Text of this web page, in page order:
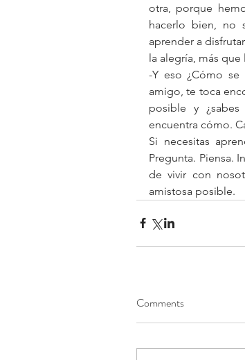
otra, porque
hacerlo bien, no
aprender a
la alegría, más
-Y eso ¿Cómo se
amigo, te toca
posible y
encuentra cómo.
Si necesitas
Pregunta. Piensa.
de vivir con
amistosa posible.
Comments